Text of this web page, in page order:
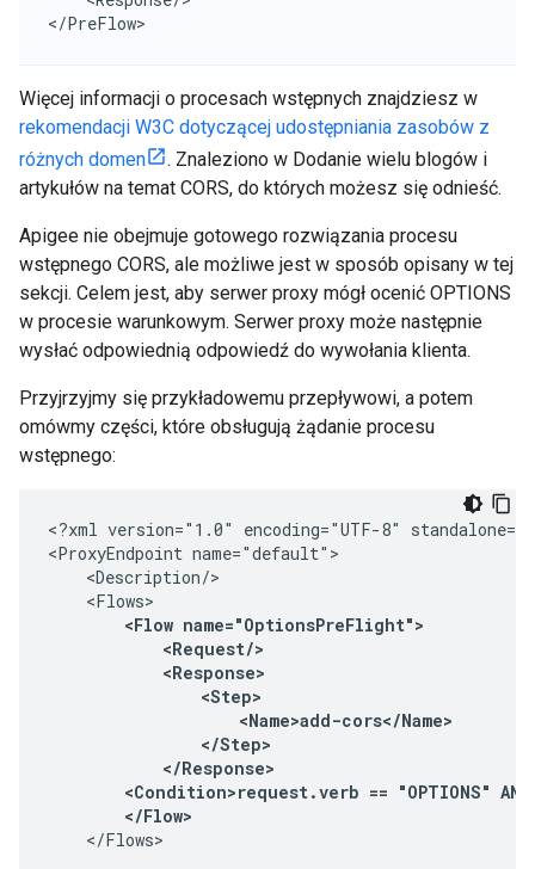
</PreFlow>
Więcej informacji o procesach wstępnych znajdziesz w
rekomendacji W3C dotyczącej udostępniania zasobów z
różnych domen
. Znaleziono w Dodanie wielu blogów i
artykułów na temat CORS, do których możesz się odnieść.
Apigee nie obejmuje gotowego rozwiązania procesu
wstępnego CORS, ale możliwe jest w sposób opisany w tej
sekcji. Celem jest, aby serwer proxy mógł ocenić OPTIONS
w procesie warunkowym. Serwer proxy może następnie
wysłać odpowiednią odpowiedź do wywołania klienta.
Przyjrzyjmy się przykładowemu przepływowi, a potem
omówmy części, które obsługują żądanie procesu
wstępnego:
<?xml version="1.0" encoding="UTF-8"
<ProxyEndpoint name="default">
    <Description/>
    <Flows>
<Flow name="OptionsPreFlight">
            <Request/>
            <Response>
                <Step>
                    <Name>add-cors</Name>
                </Step>
            </Response>
<Condition>request.verb == "OPTIONS"
        </Flow>
    </Flows>